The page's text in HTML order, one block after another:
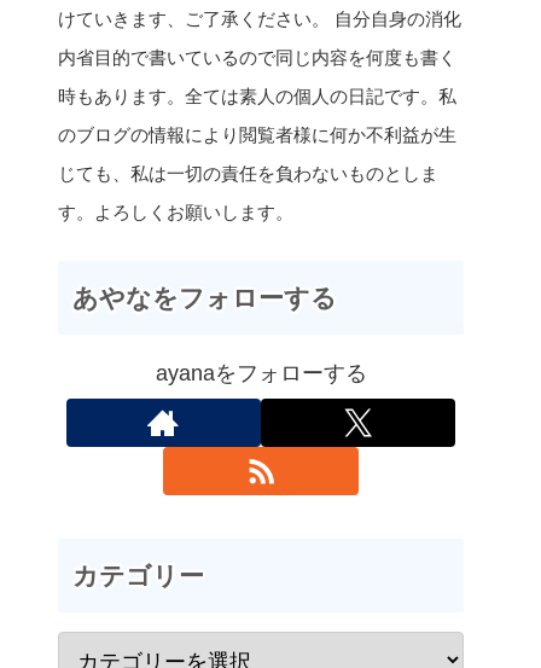
けていきます、ご了承ください。 自分自身の消化
内省目的で書いているので同じ内容を何度も書く
時もあります。全ては素人の個人の日記です。私
のブログの情報により閲覧者様に何か不利益が生
じても、私は一切の責任を負わないものとしま
す。よろしくお願いします。
あやなをフォローする
ayanaをフォローする
カテゴリー